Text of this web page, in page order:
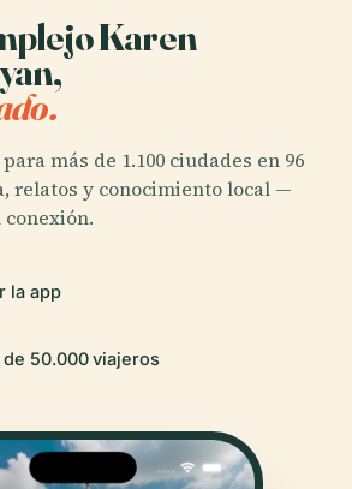
Karen
más de 1.100 ciudades en 96
relatos y conocimiento local —
la app
de 50.000 viajeros